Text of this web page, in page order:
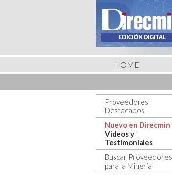
HOME
Proveedores
Destacados
Nuevo en Direcmin
Videos y
Testimoniales
Buscar Proveedores
para la Minería